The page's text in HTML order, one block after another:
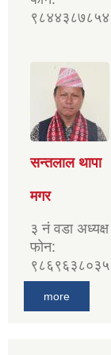
९८४४३८७८५४
सन्तलाल थापा
मगर
३ नं वडा अध्यक्ष
फोन:
९८६९६३८०३५
more